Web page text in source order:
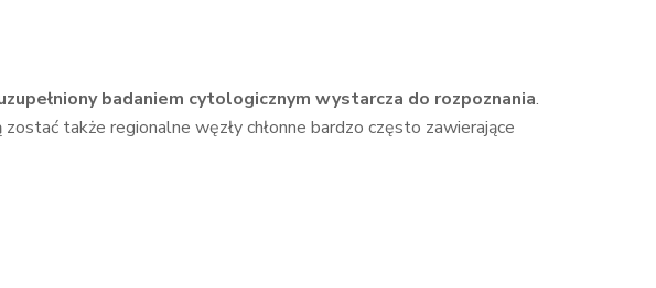
badaniem cytologicznym wystarcza do rozpoznania.
także regionalne węzły chłonne bardzo często zawierające